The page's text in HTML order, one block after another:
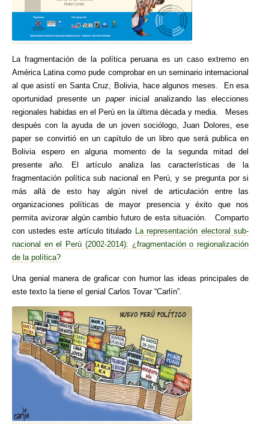
La fragmentación de la política peruana es un caso extremo en
América Latina como pude comprobar en un seminario internacional
al que asistí en Santa Cruz, Bolivia, hace algunos meses. En esa
oportunidad presente un paperinicial analizando las elecciones
regionales habidas en el Perú en la última década y media. Meses
después con la ayuda de un joven sociólogo, Juan Dolores, ese
paper se convirtió en un capítulo de un libro que será publica en
Bolivia espero en alguna momento de la segunda mitad del
presente año. El artículo analiza las características de la
fragmentación política sub nacional en Perú, y se pregunta por si
más allá de esto hay algún nivel de articulación entre las
organizaciones políticas de mayor presencia y éxito que nos
permita avizorar algún cambio futuro de esta situación. Comparto
con ustedes este artículo titulado La representación electoral sub-
nacional en el Perú (2002-2014): ¿fragmentación o regionalización
de la política?
Una genial manera de graficar con humor las ideas principales de
este texto la tiene el genial Carlos Tovar “Carlín”.